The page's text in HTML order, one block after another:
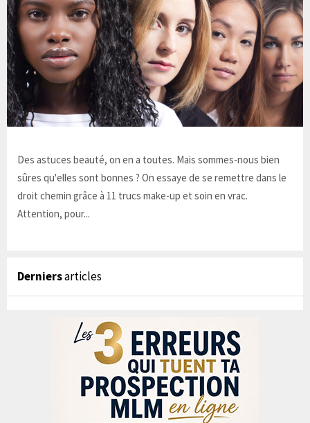
Des astuces beauté, on en a toutes. Mais sommes-nous bien
sûres qu'elles sont bonnes ? On essaye de se remettre dans le
droit chemin grâce à 11 trucs make-up et soin en vrac.
Attention, pour...
Derniersarticles